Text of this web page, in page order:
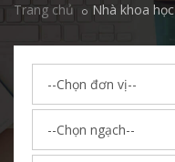
Trang chủ Nhà khoa học